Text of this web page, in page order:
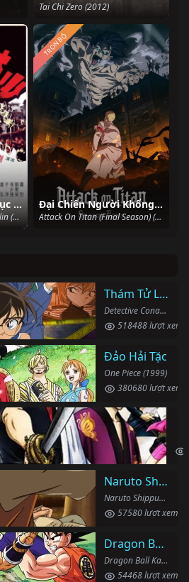
Tai Chi Zero (2012)
Thiếu lâm tam thập lục phòng
The 36th Chamber of Shaolin (1978)
Đại Chiến Người Khổng Lồ (Phần Cuối)
Attack On Titan (Final Season) (2020)
TRỌN BỘ
Thám Tử Lừng Danh Conan
Detective Conan (1996)
518488 lượt xem
Đảo Hải Tặc
One Piece (1999)
380680 lượt xem
Naruto Shippuden
Naruto Shippuden (2007)
57580 lượt xem
Dragon Ball Kai
Dragon Ball Kai (2019)
54468 lượt xem